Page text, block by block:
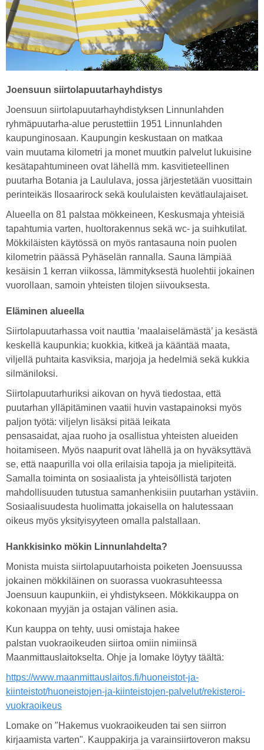
Joensuun siirtolapuutarhayhdistys
Joensuun siirtolapuutarhayhdistyksen Linnunlahden
ryhmäpuutarha-alue perustettiin 1951 Linnunlahden
kaupunginosaan. Kaupungin keskustaan on matkaa
vain muutama kilometri ja monet muutkin palvelut lukuisine
kesätapahtumineen ovat lähellä mm. kasvitieteellinen
puutarha Botania ja Laululava, jossa järjestetään vuosittain
perinteikäs Ilosaarirock sekä koululaisten kevätlaulajaiset.
Alueella on 81 palstaa mökkeineen, Keskusmaja yhteisiä
tapahtumia varten, huoltorakennus sekä wc- ja suihkutilat.
Mökkiläisten käytössä on myös rantasauna noin puolen
kilometrin päässä Pyhäselän rannalla. Sauna lämpiää
kesäisin 1 kerran viikossa, lämmityksestä huolehtii jokainen
vuorollaan, samoin yhteisten tilojen siivouksesta.
Eläminen alueella
Siirtolapuutarhassa voit nauttia ’maalaiselämästä’ ja kesästä
keskellä kaupunkia; kuokkia, kitkeä ja kääntää maata,
viljellä puhtaita kasviksia, marjoja ja hedelmiä sekä kukkia
silmäniloksi.
Siirtolapuutarhuriksi aikovan on hyvä tiedostaa, että
puutarhan ylläpitäminen vaatii huvin vastapainoksi myös
paljon työtä: viljelyn lisäksi pitää leikata
pensasaidat, ajaa ruoho ja osallistua yhteisten alueiden
hoitamiseen. Myös naapurit ovat lähellä ja on hyväksyttävä
se, että naapurilla voi olla erilaisia tapoja ja mielipiteitä.
Samalla toiminta on sosiaalista ja yhteisöllistä tarjoten
mahdollisuuden tutustua samanhenkisiin puutarhan ystäviin.
Sosiaalisuudesta huolimatta jokaisella on halutessaan
oikeus myös yksityisyyteen omalla palstallaan.
Hankkisinko mökin Linnunlahdelta?
Monista muista siirtolapuutarhoista poiketen Joensuussa
jokainen mökkiläinen on suorassa vuokrasuhteessa
Joensuun kaupunkiin, ei yhdistykseen. Mökkikauppa on
kokonaan myyjän ja ostajan välinen asia.
Kun kauppa on tehty, uusi omistaja hakee
palstan vuokraoikeuden siirtoa omiin nimiinsä
Maanmittauslaitokselta. Ohje ja lomake löytyy täältä:
https://www.maanmittauslaitos.fi/huoneistot-ja-
kiinteistot/huoneistojen-ja-kiinteistojen-palvelut/rekisteroi-
vuokraoikeus
Lomake on "Hakemus vuokraoikeuden tai sen siirron
kirjaamista varten". Kauppakirja ja varainsiirtoveron maksu